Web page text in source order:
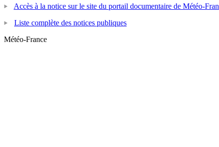
Accès à la notice sur le site du portail documentaire de Météo-
Liste complète des notices publiques
Météo-France